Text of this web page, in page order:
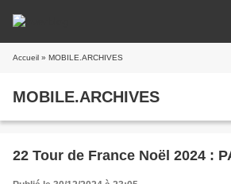
Accueil » MOBILE.ARCHIVES
MOBILE.ARCHIVES
22 Tour de France Noël 2024 :